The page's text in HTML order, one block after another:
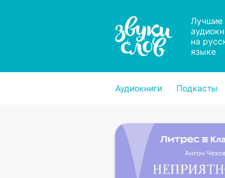
Лучшие
на
языке
Аудиокниги Подкасты